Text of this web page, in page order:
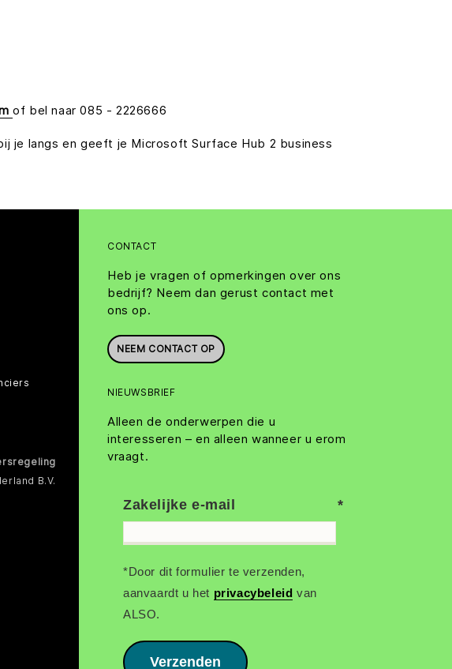
of bel naar 085 - 2226666
je langs en geeft je Microsoft Surface Hub 2 business
CONTACT
Heb je vragen of opmerkingen over ons
bedrijf? Neem dan gerust contact met
ons op.
NEEM CONTACT OP
NIEUWSBRIEF
Alleen de onderwerpen die u
interesseren – en alleen wanneer u erom
vraagt.
Zakelijke e-mail
*Door dit formulier te verzenden,
aanvaardt u het privacybeleid van
ALSO.
Verzenden
B.V.